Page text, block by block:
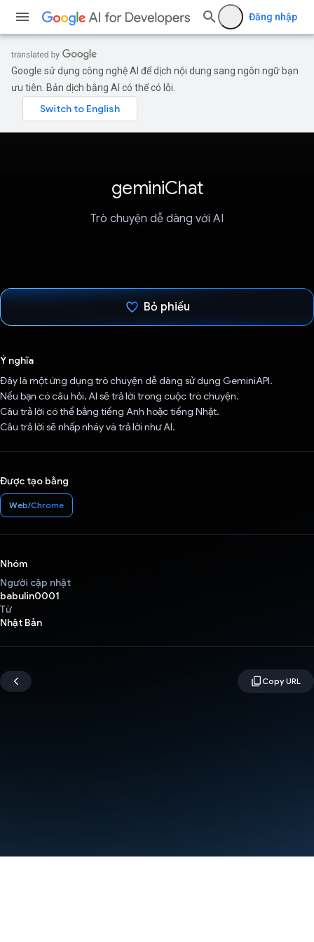
Đăng nhập
Google sử dụng công nghệ AI để dịch nội dung sang ngôn ngữ bạn
ưu tiên. Bản dịch bằng AI có thể có lỗi.
geminiChat
Trò chuyện dễ dàng với AI
Bỏ phiếu
Ý nghĩa
Đây là một ứng dụng trò chuyện dễ dàng sử dụng GeminiAPI.
Nếu bạn có câu hỏi, AI sẽ trả lời trong cuộc trò chuyện.
Câu trả lời có thể bằng tiếng Anh hoặc tiếng Nhật.
Câu trả lời sẽ nhấp nháy và trả lời như AI.
Được tạo bằng
Web/Chrome
Nhóm
Người cập nhật
babulin0001
Từ
Nhật Bản